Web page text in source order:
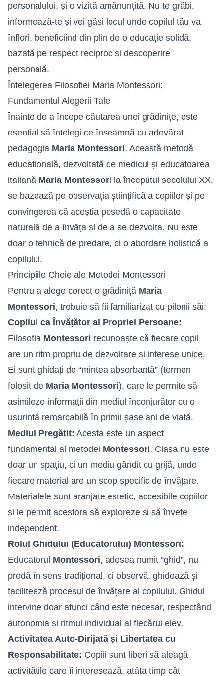
personalului, și o vizită amănunțită. Nu te grăbi,
informează-te și vei găsi locul unde copilul tău va
înflori, beneficiind din plin de o educație solidă,
bazată pe respect reciproc și descoperire
personală.
Înțelegerea Filosofiei Maria Montessori:
Fundamentul Alegerii Tale
Înainte de a începe căutarea unei grădinițe, este
esențial să înțelegi ce înseamnă cu adevărat
pedagogia Maria Montessori. Această metodă
educațională, dezvoltată de medicul și educatoarea
italiană Maria Montessori la începutul secolului XX,
se bazează pe observația științifică a copiilor și pe
convingerea că aceștia posedă o capacitate
naturală de a învăța și de a se dezvolta. Nu este
doar o tehnică de predare, ci o abordare holistică a
copilului.
Principiile Cheie ale Metodei Montessori
Pentru a alege corect o grădiniță Maria
Montessori, trebuie să fii familiarizat cu pilonii săi:
Copilul ca Învățător al Propriei Persoane:
Filosofia Montessori recunoaște că fiecare copil
are un ritm propriu de dezvoltare și interese unice.
Ei sunt ghidați de “mintea absorbantă” (termen
folosit de Maria Montessori), care le permite să
asimileze informații din mediul înconjurător cu o
ușurință remarcabilă în primii șase ani de viață.
Mediul Pregătit: Acesta este un aspect
fundamental al metodei Montessori. Clasa nu este
doar un spațiu, ci un mediu gândit cu grijă, unde
fiecare material are un scop specific de învățare.
Materialele sunt aranjate estetic, accesibile copiilor
și le permit acestora să exploreze și să învețe
independent.
Rolul Ghidului (Educatorului) Montessori:
Educatorul Montessori, adesea numit “ghid”, nu
predă în sens tradițional, ci observă, ghidează și
facilitează procesul de învățare al copilului. Ghidul
intervine doar atunci când este necesar, respectând
autonomia și ritmul individual al fiecărui elev.
Activitatea Auto-Dirijată și Libertatea cu
Responsabilitate: Copiii sunt liberi să aleagă
activitățile care îi interesează, atâta timp cât